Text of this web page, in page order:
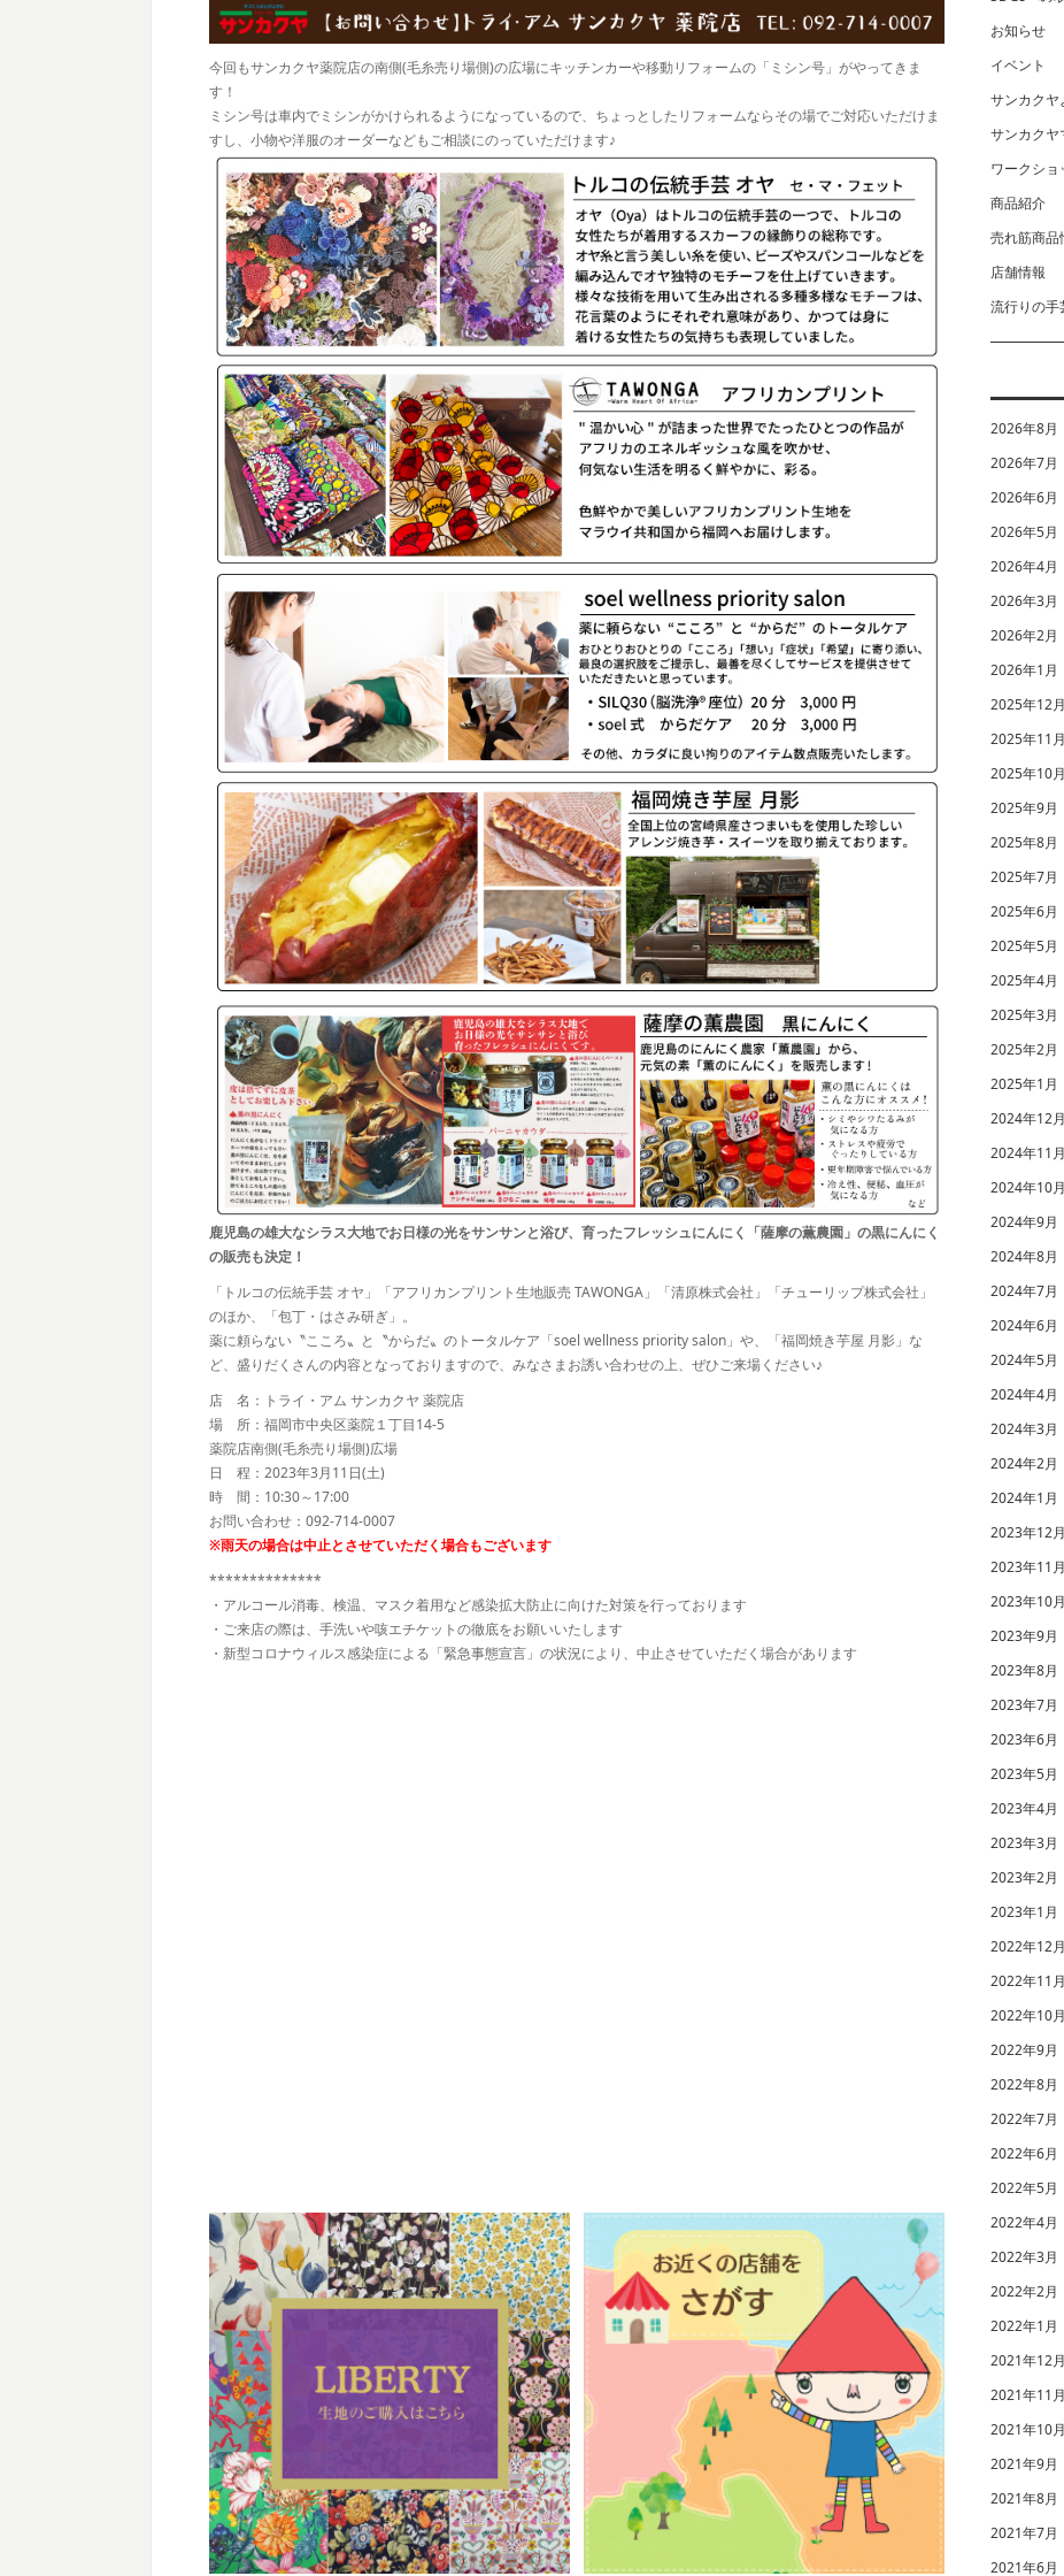
今回もサンカクヤ薬院店の南側(毛糸売り場側)の広場にキッチンカーや移動リフォームの「ミシン号」がやってきま
す！
ミシン号は車内でミシンがかけられるようになっているので、ちょっとしたリフォームならその場でご対応いただけま
すし、小物や洋服のオーダーなどもご相談にのっていただけます♪
鹿児島の雄大なシラス大地でお日様の光をサンサンと浴び、育ったフレッシュにんにく「薩摩の薫農園」の黒にんにく
の販売も決定！
「トルコの伝統手芸 オヤ」「アフリカンプリント生地販売 TAWONGA」「清原株式会社」「チューリップ株式会社」
のほか、「包丁・はさみ研ぎ」。
薬に頼らない〝こころ〟と〝からだ〟のトータルケア「soel wellness priority salon」や、「福岡焼き芋屋 月影」な
ど、盛りだくさんの内容となっておりますので、みなさまお誘い合わせの上、ぜひご来場ください♪
店 名：トライ・アム サンカクヤ 薬院店
場 所：福岡市中央区薬院１丁目14-5
薬院店南側(毛糸売り場側)広場
日 程：2023年3月11日(土)
時 間：10:30～17:00
お問い合わせ：092-714-0007
※雨天の場合は中止とさせていただく場合もございます
**************
・アルコール消毒、検温、マスク着用など感染拡大防止に向けた対策を行っております
・ご来店の際は、手洗いや咳エチケットの徹底をお願いいたします
・新型コロナウィルス感染症による「緊急事態宣言」の状況により、中止させていただく場合があります
お知らせ
イベント
サンカクヤ
サンカクヤ
ワークショ
商品紹介
売れ筋商品
店舗情報
流行りの手
2026年8月
2026年7月
2026年6月
2026年5月
2026年4月
2026年3月
2026年2月
2026年1月
2025年12月
2025年11月
2025年10月
2025年9月
2025年8月
2025年7月
2025年6月
2025年5月
2025年4月
2025年3月
2025年2月
2025年1月
2024年12月
2024年11月
2024年10月
2024年9月
2024年8月
2024年7月
2024年6月
2024年5月
2024年4月
2024年3月
2024年2月
2024年1月
2023年12月
2023年11月
2023年10月
2023年9月
2023年8月
2023年7月
2023年6月
2023年5月
2023年4月
2023年3月
2023年2月
2023年1月
2022年12月
2022年11月
2022年10月
2022年9月
2022年8月
2022年7月
2022年6月
2022年5月
2022年4月
2022年3月
2022年2月
2022年1月
2021年12月
2021年11月
2021年10月
2021年9月
2021年8月
2021年7月
2021年6月